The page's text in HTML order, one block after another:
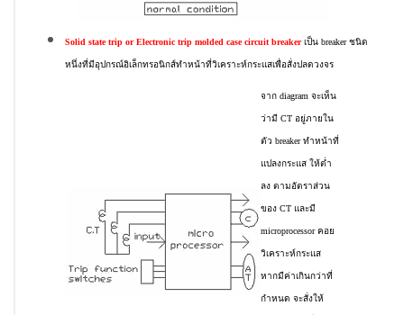
Solid state trip or Electronic trip molded case circuit breaker เป็น breaker ชนิด
หนึ่งที่มีอุปกรณ์อิเล็กทรอนิกส์ทำหน้าที่วิเคราะห์กระแสเพื่อสั่งปลดวงจร
จาก diagram จะเห็น
ว่ามี CT อยู่ภายใน
ตัว breaker ทำหน้าที่
แปลงกระแส ให้ต่ำ
ลง ตามอัตราส่วน
ของ CT และมี
microprocessor คอย
วิเคราะห์กระแส
หากมีค่าเกินกว่าที่
กำหนด จะสั่งให้